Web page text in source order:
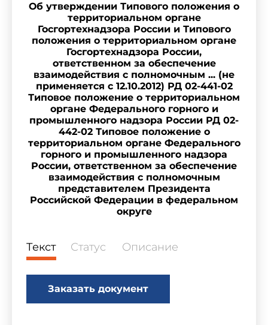
Об утверждении Типового положения о
территориальном органе
Госгортехнадзора России и Типового
положения о территориальном органе
Госгортехнадзора России,
ответственном за обеспечение
взаимодействия с полномочным ... (не
применяется с 12.10.2012) РД 02-441-02
Типовое положение о территориальном
органе Федерального горного и
промышленного надзора России РД 02-
442-02 Типовое положение о
территориальном органе Федерального
горного и промышленного надзора
России, ответственном за обеспечение
взаимодействия с полномочным
представителем Президента
Российской Федерации в федеральном
округе
Текст Статус Описание
Заказать документ